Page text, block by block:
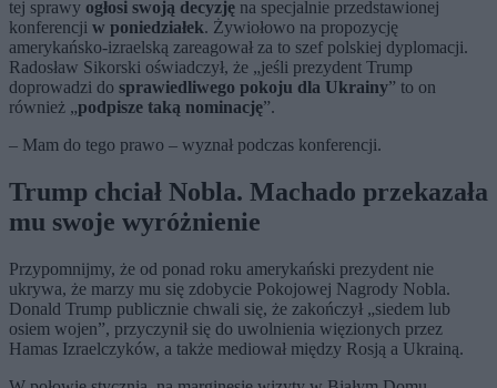
tej sprawy ogłosi swoją decyzję na specjalnie przedstawionej
konferencji w poniedziałek. Żywiołowo na propozycję
amerykańsko-izraelską zareagował za to szef polskiej dyplomacji.
Radosław Sikorski oświadczył, że „jeśli prezydent Trump
doprowadzi do sprawiedliwego pokoju dla Ukrainy” to on
również „podpisze taką nominację”.
– Mam do tego prawo – wyznał podczas konferencji.
Trump chciał Nobla. Machado przekazała
mu swoje wyróżnienie
Przypomnijmy, że od ponad roku amerykański prezydent nie
ukrywa, że marzy mu się zdobycie Pokojowej Nagrody Nobla.
Donald Trump publicznie chwali się, że zakończył „siedem lub
osiem wojen”, przyczynił się do uwolnienia więzionych przez
Hamas Izraelczyków, a także mediował między Rosją a Ukrainą.